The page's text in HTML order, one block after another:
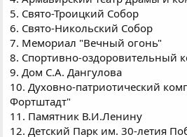
5. Свято-Троицкий Собор
6. Свято-Никольский Собор
7. Мемориал "Вечный огонь"
8. Спортивно-оздоровительный
9. Дом С.А. Дангулова
10. Духовно-патриотический
Фортштадт"
11. Памятник В.И.Ленину
12. Детский Парк им. 30-летия